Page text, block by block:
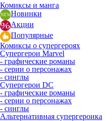
Комиксы и манга
Новинки
Акции
Популярные
Комиксы о супергероях
Супергерои Marvel
- графические романы
- серии о персонажах
- синглы
Супергерои DC
- графические романы
- серии о персонажах
- синглы
Альтернативная супергероика